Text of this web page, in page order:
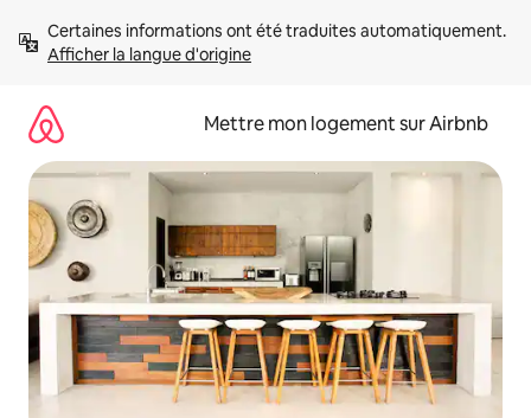
directement
Afficher la langue d'origine
Mettre mon logement sur Airbnb